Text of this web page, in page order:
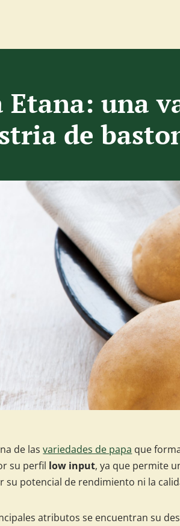
Etana: una
de
de lasvariedades de papa que
su perfil low input, ya que permite
su potencial de rendimiento ni la
atributos se encuentran su